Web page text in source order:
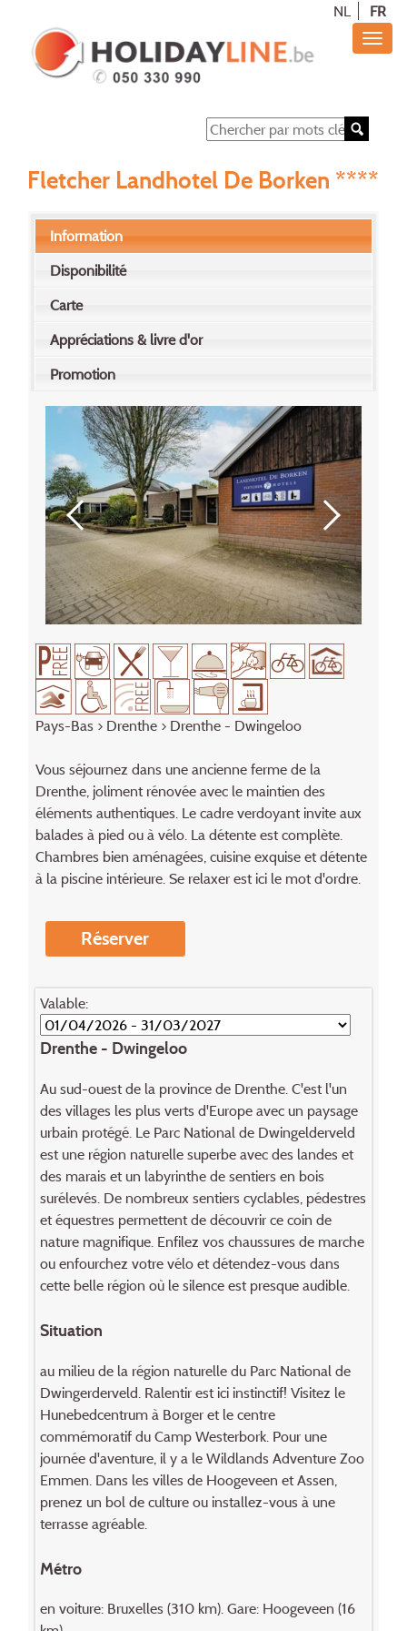
NL FR
Fletcher Landhotel De Borken ****
Information
Disponibilité
Carte
Appréciations & livre d'or
Promotion
Pays-Bas > Drenthe> Drenthe - Dwingeloo
Vous séjournez dans une ancienne ferme de la
Drenthe, joliment rénovée avec le maintien des
éléments authentiques. Le cadre verdoyant invite aux
balades à pied ou à vélo. La détente est complète.
Chambres bien aménagées, cuisine exquise et détente
à la piscine intérieure. Se relaxer est ici le mot d'ordre.
Réserver
Valable:
Drenthe - Dwingeloo
Au sud-ouest de la province de Drenthe. C'est l'un
des villages les plus verts d'Europe avec un paysage
urbain protégé. Le Parc National de Dwingelderveld
est une région naturelle superbe avec des landes et
des marais et un labyrinthe de sentiers en bois
surélevés. De nombreux sentiers cyclables, pédestres
et équestres permettent de découvrir ce coin de
nature magnifique. Enfilez vos chaussures de marche
ou enfourchez votre vélo et détendez-vous dans
cette belle région où le silence est presque audible.
Situation
au milieu de la région naturelle du Parc National de
Dwingerderveld. Ralentir est ici instinctif! Visitez le
Hunebedcentrum à Borger et le centre
commémoratif du Camp Westerbork. Pour une
journée d'aventure, il y a le Wildlands Adventure Zoo
Emmen. Dans les villes de Hoogeveen et Assen,
prenez un bol de culture ou installez-vous à une
terrasse agréable.
Métro
en voiture: Bruxelles (310 km). Gare: Hoogeveen (16